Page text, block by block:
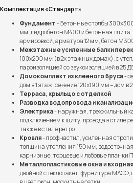
Комплектация «Стандарт»
Фундамент- Бетонные столбы
мм, гидробетон М400 и бетонная
армировкой, арматура 12 мм, бетон
Межэтажные усиленные балки
100х200 мм (в 2х этажных домах), с
пароизоляцией со звукоизоляцией в 25
Домокомплект из клееного бруса-
дом в 1 этаж, сечение 120х190 мм – дом в
Терраса, крыльцо с отделкой
Разводка водопровода и
Электрика- наружная, трехжильный
подключением к щиту, провода в стиле
также в стиле ретро
Кровля- профнастил, усиленная
толщина утепления 150 мм,
карнизные, торцевые и лобовые планки
Металлопластиковые окна и
двойной стеклопакет, фурнитура МАСО,
Более 100 семей уже
построили дом мечты
вместе с нами
Выполненные проекты